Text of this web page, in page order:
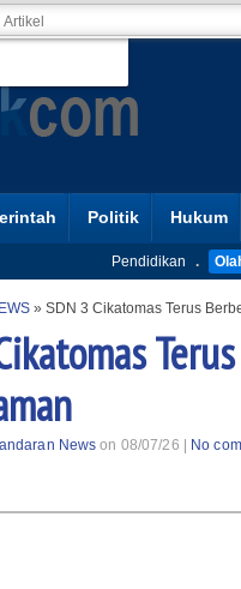
Politik Hukum
Pendidikan .
» SDN 3 Cikatomas Terus
News on 08/07/26 | No